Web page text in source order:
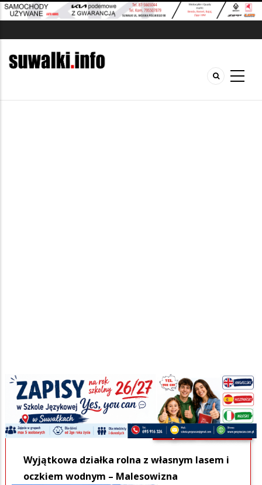
Szukana fraza w ogłoszeniach
Wyjątkowa działka rolna z własnym lasem i
oczkiem wodnym – Malesowizna
SPECJALNE-PROMOWANE
SPECJALNE-PROMOWANE